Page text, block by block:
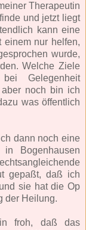
Therapeutin
und jetzt liegt
kann eine
einem nur helfen,
wurde,
Welche Ziele
Gelegenheit
noch bin ich
was öffentlich
dann noch eine
Bogenhausen
gepaßt, daß ich
sie hat die Op
der Heilung.
froh, daß das